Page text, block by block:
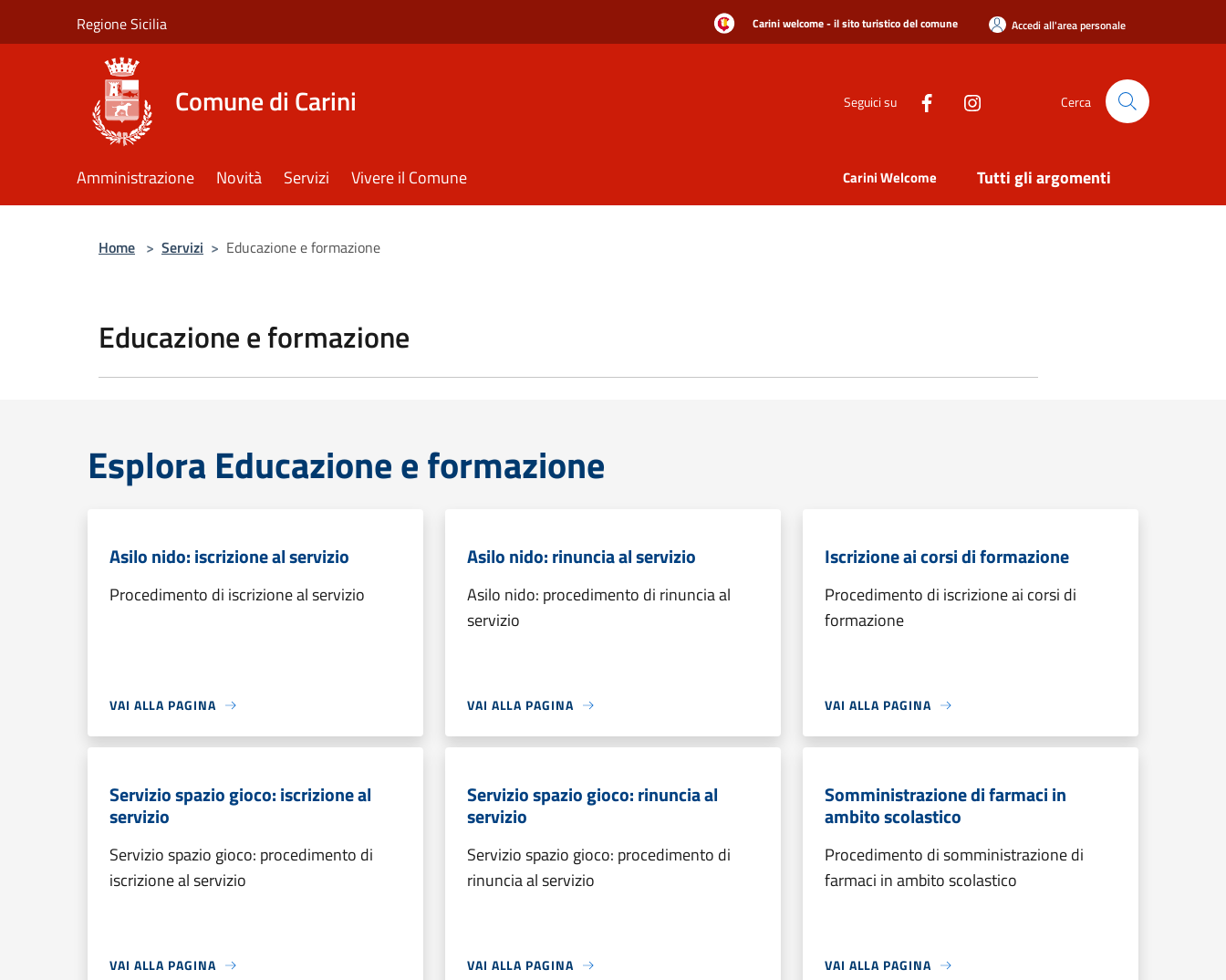
Regione Sicilia Carini welcome - il sito turistico del comune Accedi all'area personale
Comune di Carini Seguici su Cerca
Amministrazione Novità Servizi Vivere il Comune Carini Welcome Tutti gli argomenti
Home > Servizi > Educazione e formazione
Educazione e formazione
Esplora Educazione e formazione
Asilo nido: iscrizione al servizio
Procedimento di iscrizione al servizio
VAI ALLA PAGINA
Asilo nido: rinuncia al servizio
Asilo nido: procedimento di rinuncia al
servizio
VAI ALLA PAGINA
Iscrizione ai corsi di formazione
Procedimento di iscrizione ai corsi di
formazione
VAI ALLA PAGINA
Servizio spazio gioco: iscrizione al
servizio
Servizio spazio gioco: procedimento di
iscrizione al servizio
VAI ALLA PAGINA
Servizio spazio gioco: rinuncia al
servizio
Servizio spazio gioco: procedimento di
rinuncia al servizio
VAI ALLA PAGINA
Somministrazione di farmaci in
ambito scolastico
Procedimento di somministrazione di
farmaci in ambito scolastico
VAI ALLA PAGINA